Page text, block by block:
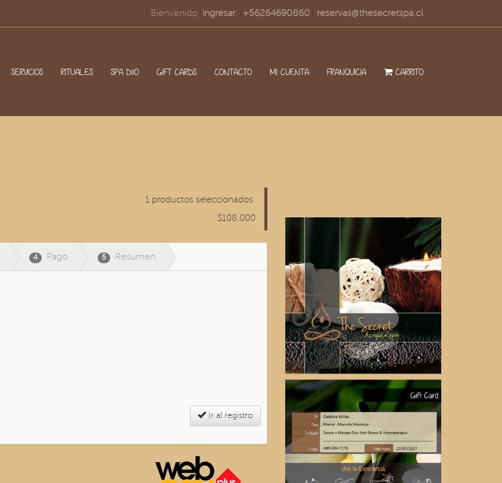
+56264690860 reservas@thesecretspa.cl
Bienvenido, ingresar.
SERVICIOS RITUALES SPA DúO GIFT CARDS CONTACTO MI CUENTA FRANQUICIA CARRITO
1 productos seleccionados.
$108.000
4 Pago 5 Resumen
Ir al registro